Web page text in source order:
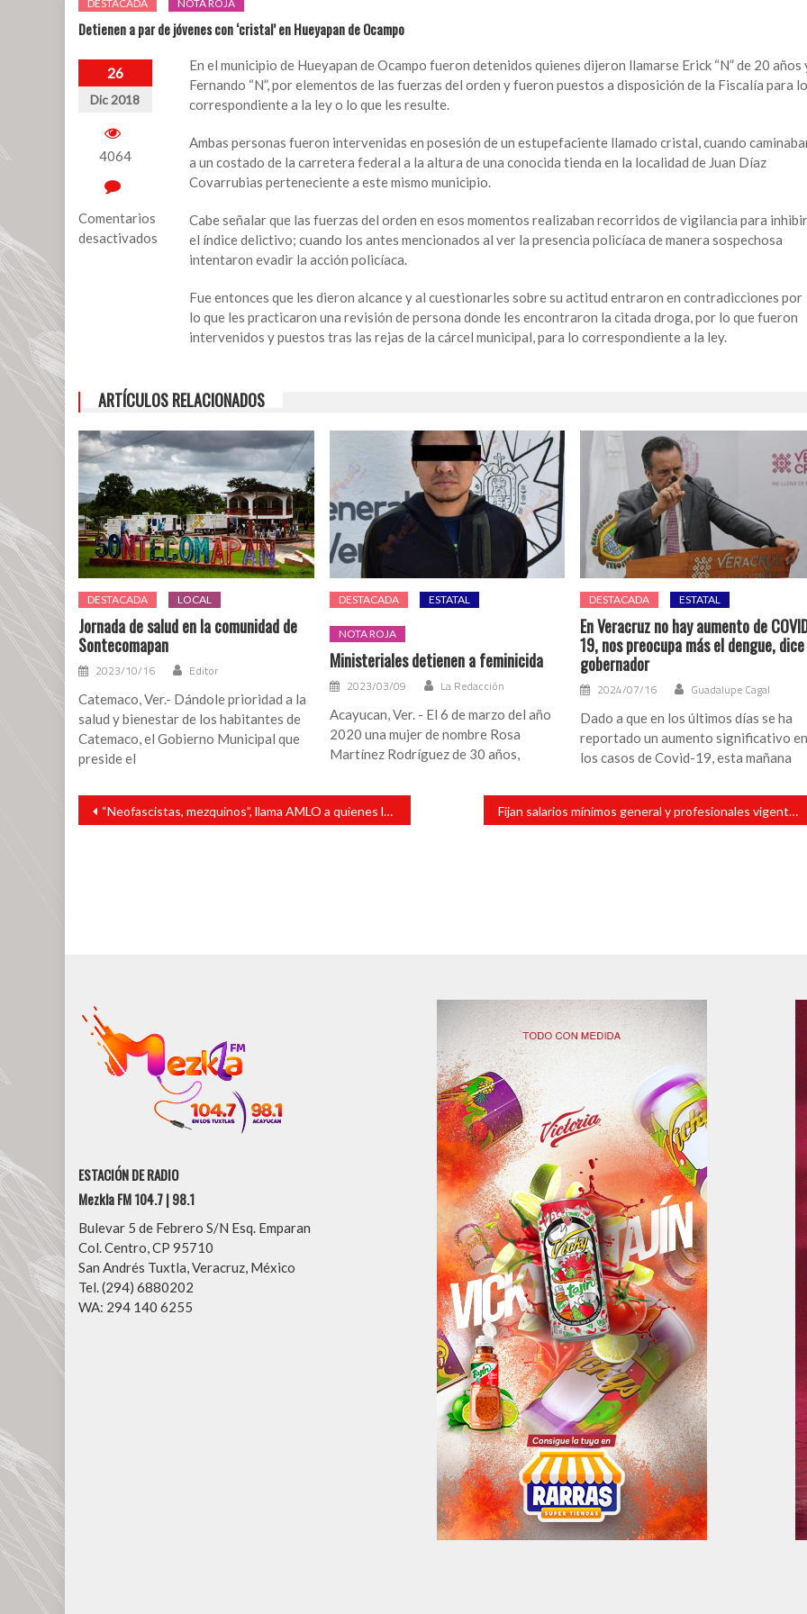
DESTACADA NOTA ROJA
Detienen a par de jóvenes con ‘cristal’ en Hueyapan de Ocampo
26
Dic 2018
4064
Comentarios
desactivados
‘cristal’
Hueyapan
de
Ocampo
En el municipio de Hueyapan de Ocampo fueron detenidos quienes dijeron llamarse Erick “N” de 20 años
Fernando “N”, por elementos de las fuerzas del orden y fueron puestos a disposición de la Fiscalía para lo
correspondiente a la ley o lo que les resulte.
Ambas personas fueron intervenidas en posesión de un estupefaciente llamado cristal, cuando
a un costado de la carretera federal a la altura de una conocida tienda en la localidad de Juan Díaz
Covarrubias perteneciente a este mismo municipio.
Cabe señalar que las fuerzas del orden en esos momentos realizaban recorridos de vigilancia para inhibir
el índice delictivo; cuando los antes mencionados al ver la presencia policíaca de manera sospechosa
intentaron evadir la acción policíaca.
Fue entonces que les dieron alcance y al cuestionarles sobre su actitud entraron en contradicciones por
lo que les practicaron una revisión de persona donde les encontraron la citada droga, por lo que fueron
intervenidos y puestos tras las rejas de la cárcel municipal, para lo correspondiente a la ley.
ARTÍCULOS RELACIONADOS
DESTACADA LOCAL
Jornada de salud en la comunidad de
Sontecomapan
2023/10/16 Editor
Catemaco, Ver.- Dándole prioridad a la
salud y bienestar de los habitantes de
Catemaco, el Gobierno Municipal que
preside el
DESTACADA ESTATAL
NOTA ROJA
Ministeriales detienen a feminicida
2023/03/09 La Redacción
Acayucan, Ver. - El 6 de marzo del año
2020 una mujer de nombre Rosa
Martínez Rodríguez de 30 años,
DESTACADA ESTATAL
En Veracruz no hay aumento de
19, nos preocupa más el dengue, dice
gobernador
2024/07/16 Guadalupe Cagal
Dado a que en los últimos días se ha
reportado un aumento significativo
los casos de Covid-19, esta mañana
Navegación
entradas
“Neofascistas, mezquinos”, llama AMLO a quienes lo atacan por la tragedia en Puebla Fijan salarios mínimos general y profesionales vigentes a partir de 2019
ESTACIÓN DE RADIO
Mezkla FM 104.7 | 98.1
Bulevar 5 de Febrero S/N Esq. Emparan
Col. Centro, CP 95710
San Andrés Tuxtla, Veracruz, México
Tel. (294) 6880202
WA: 294 140 6255